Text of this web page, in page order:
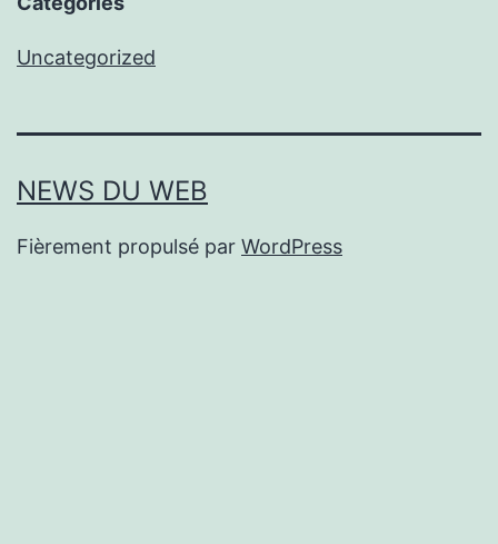
Uncategorized
NEWS DU WEB
Fièrement propulsé par WordPress